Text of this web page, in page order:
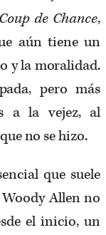
Coup de Chance,
aún tiene un
y la moralidad.
pero más
a la vejez, al
no se hizo.
que suele
Allen no
el inicio, un